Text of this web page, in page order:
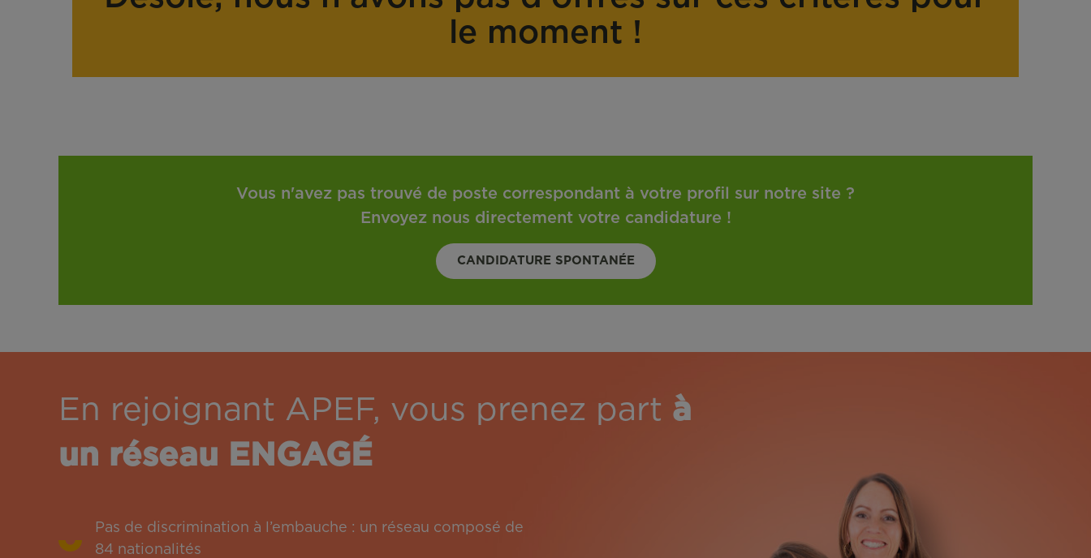
r
le moment !
Vous n'avez pas trouvé de poste correspondant à votre profil sur notre site ?
Envoyez nous directement votre candidature !
CANDIDATURE SPONTANÉE
En rejoignant APEF, vous prenez part à
un réseau ENGAGÉ
Pas de discrimination à l’embauche : un réseau composé de
84 nationalités